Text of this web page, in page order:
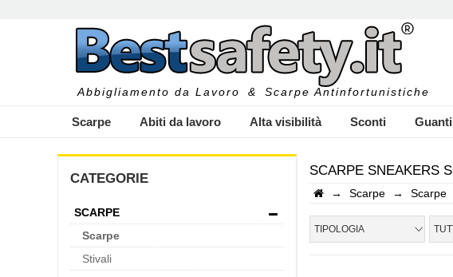
Abbigliamento da Lavoro & Scarpe Antinfortunistiche
Scarpe Abiti da lavoro Alta visibilità Sconti Guanti
INSERISCI IL
CATEGORIE
SCARPE
Scarpe
Stivali
SCARPE SNEAKERS
→ Scarpe → Scarpe
TIPOLOGIA